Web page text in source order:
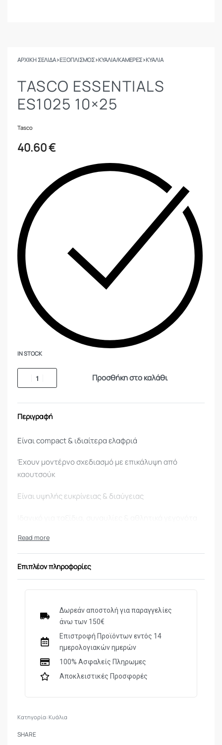
ΑΡΧΙΚΉ ΣΕΛΊΔΑ›ΕΞΟΠΛΙΣΜΟΣ›ΚΥΆΛΙΑ/ΚΆΜΕΡΕΣ›ΚΥΆΛΙΑ
TASCO ESSENTIALS
ES1025 10×25
Tasco
40.60€
IN STOCK
Προσθήκη στο καλάθι
Περιγραφή
Είναι compact & ιδιαίτερα ελαφριά
Έχουν μοντέρνο σχεδιασμό με επικάλυψη από
καουτσούκ
Είναι υψηλής ευκρίνειας & διαύγειας
Συμπεριλαμβάνεται θήκη & λουράκι.
ΜΟΝΤΕΛΟ/ΤΥΠΟΣ
ES1025
ΔΙΑΜΕΤΡΟΣ ΦΑΚΟΥ
25mm
ΑΔΙΑΒΡΟΧΑ
ΟΧΙ
ΤΥΠΟΣ ΠΡΙΣΜΑΤΟΣ
ΕΠΙΣΤΡΩΣΗ ΦΑΚΩΝ
Πλήρης
ΟΠΤΙΚΟ ΕΥΡΟΣ (ΣΤΑ
Επιπλέον πληροφορίες
Δωρεάν αποστολή για παραγγελίες
άνω των 150€
Επιστροφή Προϊόντων εντός 14
ημερολογιακών ημερών
100% Ασφαλείς Πληρωμες
Αποκλειστικές Προσφορές
Κατηγορία:Κυάλια
SHARE